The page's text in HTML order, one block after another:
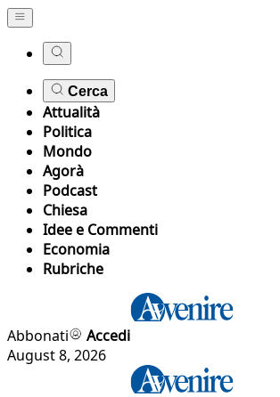
Cerca
Attualità
Politica
Mondo
Agorà
Podcast
Chiesa
Idee e Commenti
Economia
Rubriche
Abbonati
Accedi
August 8, 2026